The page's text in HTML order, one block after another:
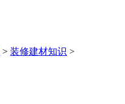
> 装修建材知识 >